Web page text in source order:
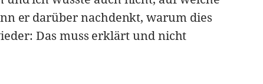
er darüber nachdenkt, warum dies
Das muss erklärt und nicht